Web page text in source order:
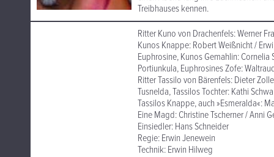
Treibhauses kennen.
Ritter Kuno von Drachenfels: Werner
Kunos Knappe: Robert Weißnicht /
Euphrosine, Kunos Gemahlin: Cornelia
Portiunkula, Euphrosines Zofe:
Ritter Tassilo von Bärenfels: Dieter
Tusnelda, Tassilos Tochter: Kathi
Tassilos Knappe, auch »Esmeralda«:
Eine Magd: Christine Tscherner / Anni
Einsiedler: Hans Schneider
Regie: Erwin Jenewein
Technik: Erwin Hilweg